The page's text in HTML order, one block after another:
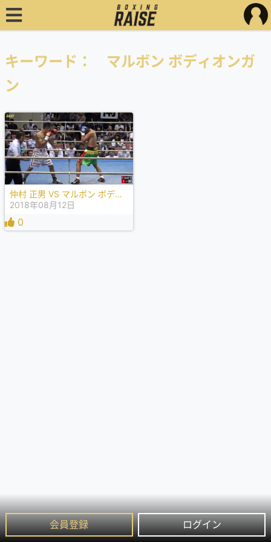
会員登録 ログイン
キーワード： マルボン ボディオンガ
ン
仲村 正男 VS マルボン ボディオンガン
2018年08月12日
0